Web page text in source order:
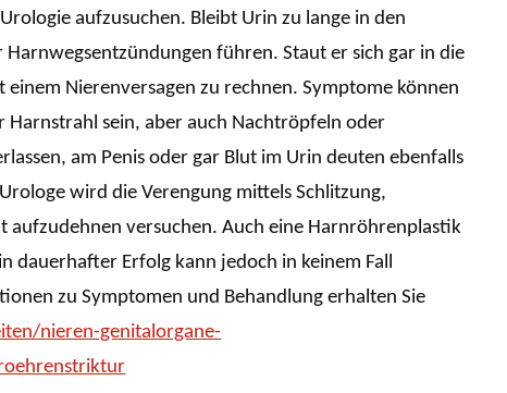
aufzusuchen. Bleibt Urin zu lange in den
Harnwegsentzündungen führen. Staut er sich gar in die
Nierenversagen zu rechnen. Symptome können
sein, aber auch Nachtröpfeln oder
am Penis oder gar Blut im Urin deuten ebenfalls
wird die Verengung mittels Schlitzung,
aufzudehnen versuchen. Auch eine Harnröhrenplastik
dauerhafter Erfolg kann jedoch in keinem Fall
zu Symptomen und Behandlung erhalten Sie
nieren-genitalorgane-